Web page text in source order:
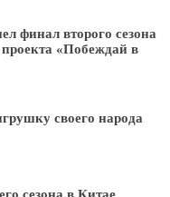
финал второго сезона
«Побеждай в
своего народа